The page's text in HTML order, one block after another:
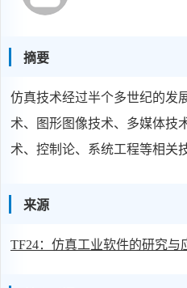
摘要
仿真技术经过半个多世纪的发
术、图形图像技术、多媒体技
术、控制论、系统工程等相关
下，形成了一门交叉学科，成
法从中国制造到中国智造，在
好的支撑和保障。
来源
TF24：仿真工业软件的研究与